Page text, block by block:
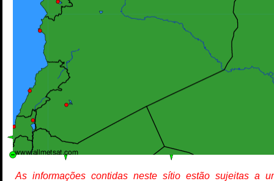
As informações contidas neste sítio estão sujeitas a